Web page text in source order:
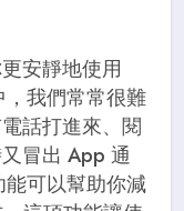
，我們常常很難
話打進來、閱
冒出 App 通
可以幫助你減